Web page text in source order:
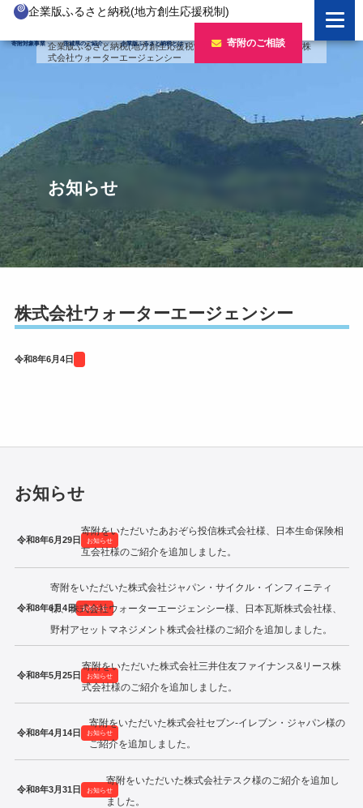
企業版ふるさと納税(地方創生応援税制)
寄附対象事業 茨城県のご紹介 企業版ふるさと納税とは 寄附のご相談
企業版ふるさと納税とは
制度の概要
企業版ふるさと納税(人材派遣型)
寄附をいただいた企業様
寄附対象事業のご紹介
新しい豊かさを推進する事業
新しい安心安全を推進する事業
新しい人財育成を推進する事業
新しい夢・希望を推進する事業
事業検索フォーム
茨城県のご紹介
茨城のポテンシャル
「新しい茨城」への4つのチャレンジ
寄附をいただいた企業様
令和7年度寄附企業一覧
令和6年度寄附企業一覧
令和5年度寄附企業一覧
令和4年度寄附企業一覧
企業版ふるさと納税(地方創生応援税制) >バナー>令和7年度
株
式会社ウォーターエージェンシー
お知らせ
株式会社ウォーターエージェンシー
令和8年6月4日
お知らせ
令和8年6月29日 お知らせ
寄附をいただいたあおぞら投信株式会社様、日本生命保険相
互会社様のご紹介を追加しました。
令和8年6月4日 お知らせ
寄附をいただいた株式会社ジャパン・サイクル・インフィニティ
様、株式会社ウォーターエージェンシー様、日本瓦斯株式会社様、
野村アセットマネジメント株式会社様のご紹介を追加しました。
令和8年5月25日 お知らせ
寄附をいただいた株式会社三井住友ファイナンス&リース株
式会社様のご紹介を追加しました。
令和8年4月14日 お知らせ
寄附をいただいた株式会社セブン‐イレブン・ジャパン様の
ご紹介を追加しました。
令和8年3月31日 お知らせ
寄附をいただいた株式会社テスク様のご紹介を追加し
ました。